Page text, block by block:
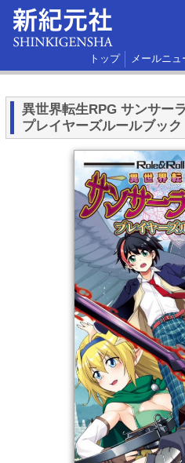
トップ メールニュ
異世界転生RPG サンサー
プレイヤーズルールブック